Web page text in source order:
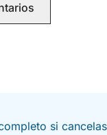
si